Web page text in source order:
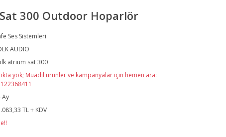
300 Outdoor Hoparlör
Ses Sistemleri
AUDIO
atrium sat 300
yok; Muadil ürünler ve kampanyalar için hemen ara:
Ay
TL + KDV